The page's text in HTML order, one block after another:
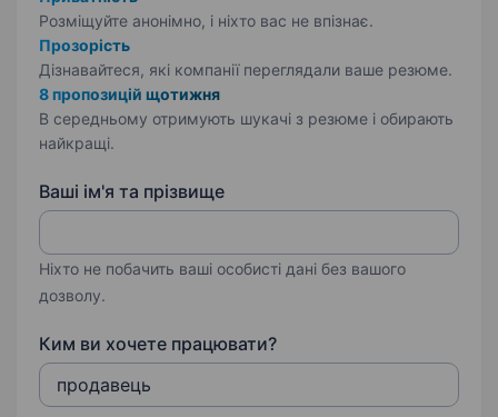
Розміщуйте анонімно, і ніхто вас не впізнає.
Прозорість
Дізнавайтеся, які компанії переглядали ваше резюме.
8 пропозицій щотижня
В середньому отримують шукачі з резюме і обирають
найкращі.
Ваші ім'я та прізвище
Ніхто не побачить ваші особисті дані без вашого
дозволу.
Ким ви хочете працювати?